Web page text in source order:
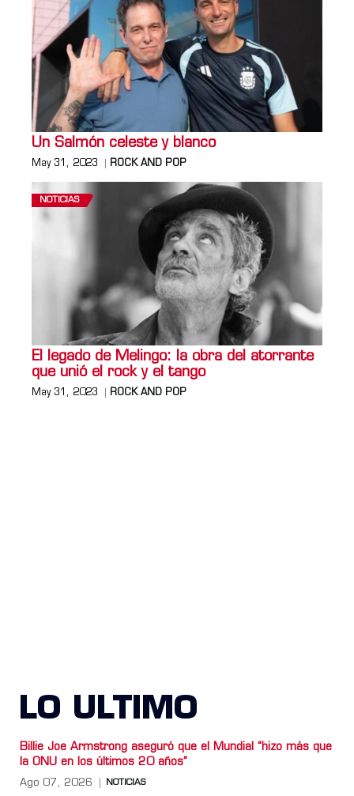
Un Salmón celeste y blanco
May 31, 2023 ROCK AND POP
NOTICIAS
El legado de Melingo: la obra del atorrante
que unió el rock y el tango
May 31, 2023 ROCK AND POP
LO ULTIMO
Billie Joe Armstrong aseguró que el Mundial “hizo más que
la ONU en los últimos 20 años”
Ago 07, 2026 NOTICIAS